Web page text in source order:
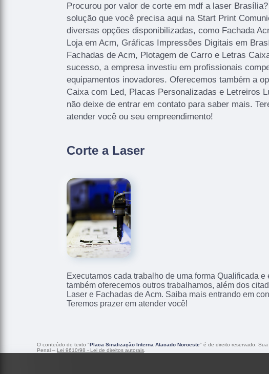
Procurou por valor de corte em mdf a laser
solução que você precisa aqui na Start Print
diversas opções disponibilizadas, como Fachada
Loja em Acm, Gráficas Impressões Digitais em
Fachadas de Acm, Plotagem de Carro e Letras
sucesso, a empresa investiu em profissionais
equipamentos inovadores. Oferecemos também a
Caixa com Led, Placas Personalizadas e Letreiros
não deixe de entrar em contato para saber mais.
atender você ou seu empreendimento!
Corte a Laser
Executamos cada trabalho de uma forma Qualificada e
também oferecemos outros trabalhamos, além dos
Laser e Fachadas de Acm. Saiba mais entrando em
Teremos prazer em atender você!
O conteúdo do texto "Placa Sinalização Interna Atacado Noroeste" é de direito reservado.
Penal – Lei 9610/98 - Lei de direitos autorais